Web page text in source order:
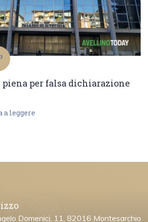
per falsa dichiarazione
a leggere
Domenici, 11, 82016 Montesarchio